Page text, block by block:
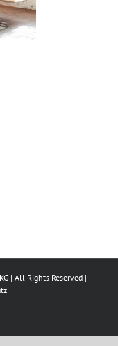
| All Rights Reserved |